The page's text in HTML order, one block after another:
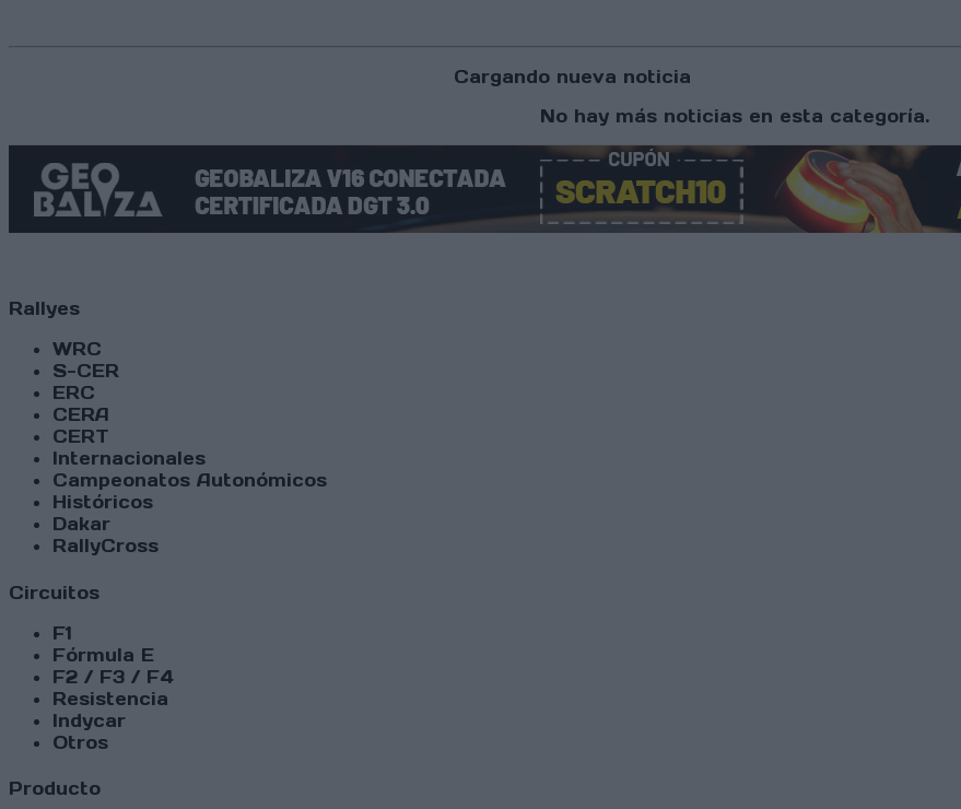
Cargando nueva noticia
No hay más noticias en esta categoría.
Rallyes
WRC
S-CER
ERC
CERA
CERT
Internacionales
Campeonatos Autonómicos
Históricos
Dakar
RallyCross
Circuitos
F1
Fórmula E
F2 / F3 / F4
Resistencia
Indycar
Otros
Producto